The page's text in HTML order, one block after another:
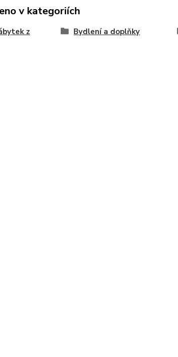
v kategoriích
z
Bydlení a doplňky